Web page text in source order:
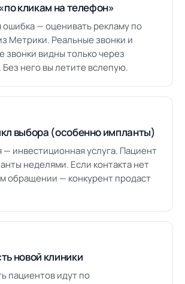
кликам на телефон»
ошибка — оценивать рекламу по
Метрики. Реальные звонки и
видны только через
Без него вы летите вслепую.
выбора (особенно импланты)
инвестиционная услуга. Пациент
неделями. Если контакта нет
обращении — конкурент продаст
новой клиники
пациентов идут по